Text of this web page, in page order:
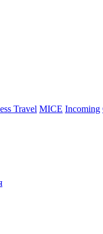
Travel MICE Incoming